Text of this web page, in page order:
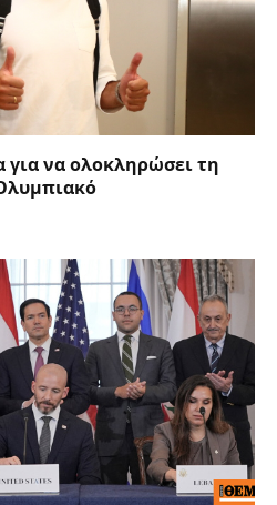
να ολοκληρώσει τη